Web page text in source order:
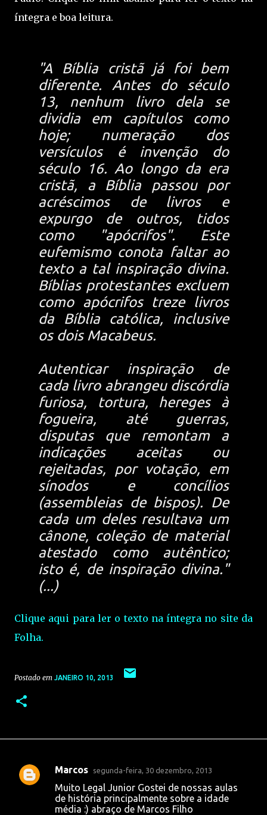
íntegra e boa leitura.
"A Bíblia cristã já foi bem
diferente. Antes do século
13, nenhum livro dela se
dividia em capítulos como
hoje; numeração dos
versículos é invenção do
século 16. Ao longo da era
cristã, a Bíblia passou por
acréscimos de livros e
expurgo de outros, tidos
como "apócrifos". Este
eufemismo conota faltar ao
texto a tal inspiração divina.
Bíblias protestantes excluem
como apócrifos treze livros
da Bíblia católica, inclusive
os dois Macabeus.
Autenticar inspiração de
cada livro abrangeu discórdia
furiosa, tortura, hereges à
fogueira, até guerras,
disputas que remontam a
indicações aceitas ou
rejeitadas, por votação, em
sínodos e concílios
(assembleias de bispos). De
cada um deles resultava um
cânone, coleção de material
atestado como autêntico;
isto é, de inspiração divina."
(...)
Clique aqui para ler o texto na íntegra no site da
Folha.
Postado em JANEIRO 10, 2013
C
Marcos segunda-feira, 30 dezembro, 2013
Muito Legal Junior Gostei de nossas aulas
de história principalmente sobre a idade
média :) abraço de Marcos Filho